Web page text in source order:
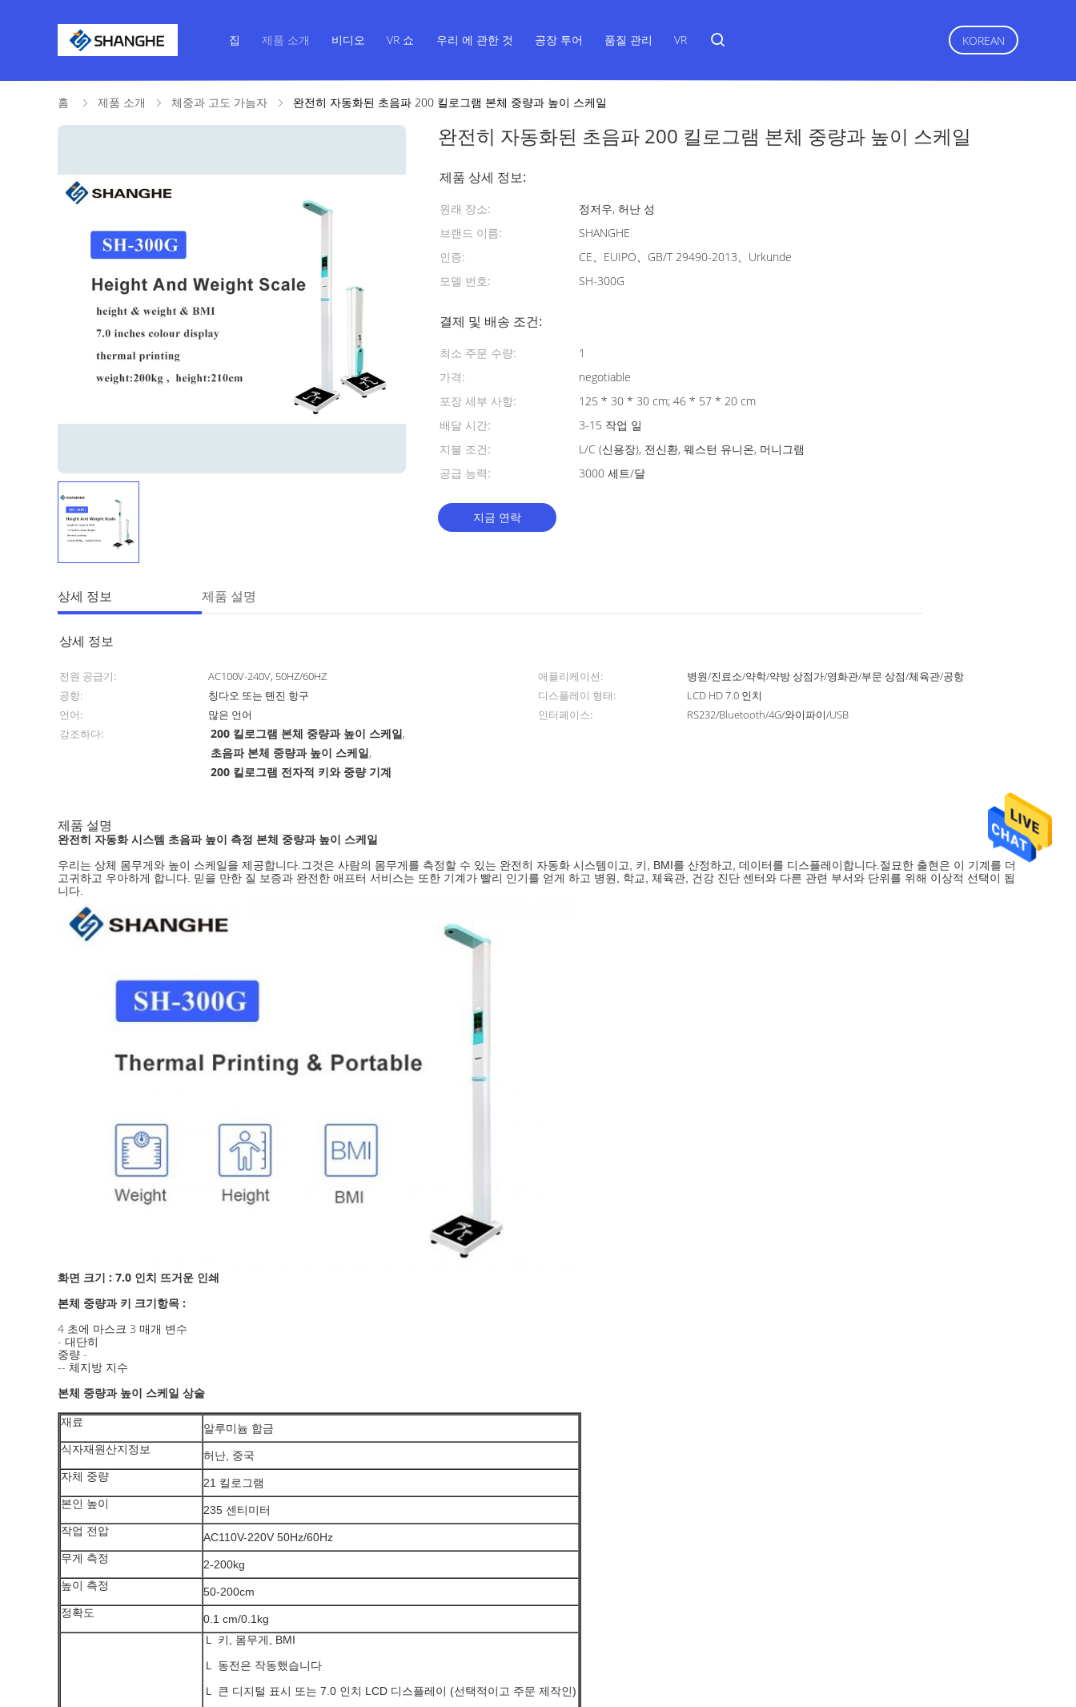
집 제품 소개 비디오 VR 쇼 우리 에 관한 것 공장 투어 품질 관리 VR KOREAN
홈 제품 소개 체중과 고도 가늠자 완전히 자동화된 초음파 200 킬로그램 본체 중량과 높이 스케일
완전히 자동화된 초음파 200 킬로그램 본체 중량과 높이 스케일
제품 상세 정보:
원래 장소:
정저우, 허난 성
브랜드 이름:
SHANGHE
인증:
CE、EUIPO、GB/T 29490-2013、Urkunde
모델 번호:
SH-300G
결제 및 배송 조건:
최소 주문 수량:
1
가격:
negotiable
포장 세부 사항:
125 * 30 * 30 cm; 46 * 57 * 20 cm
배달 시간:
3-15 작업 일
지불 조건:
L/C (신용장), 전신환, 웨스턴 유니온, 머니그램
공급 능력:
3000 세트/달
지금 연락
상세 정보 제품 설명
상세 정보
전원 공급기: AC100V-240V, 50HZ/60HZ 애플리케이션:
병원/진료소/약학/약방 상점가/영화관/부문 상점/체육관/공항
공항:
칭다오 또는 톈진 항구 디스플레이 형태:
LCD HD 7.0 인치
언어:
많은 언어 인터페이스:
RS232/Bluetooth/4G/와이파이/USB
강조하다:
200 킬로그램 본체 중량과 높이 스케일,
초음파 본체 중량과 높이 스케일,
200 킬로그램 전자적 키와 중량 기계
제품 설명
완전히 자동화 시스템 초음파 높이 측정 본체 중량과 높이 스케일
우리는 상체 몸무게와 높이 스케일을 제공합니다.그것은 사람의 몸무게를 측정할 수 있는 완전히 자동화 시스템이고, 키, BMI를 산정하고, 데이터를 디스플레이합니다.절묘한 출현은 이 기계를 더
고귀하고 우아하게 합니다. 믿을 만한 질 보증과 완전한 애프터 서비스는 또한 기계가 빨리 인기를 얻게 하고 병원, 학교, 체육관, 건강 진단 센터와 다른 관련 부서와 단위를 위해 이상적 선택이 됩
니다.
화면 크기 : 7.0 인치 뜨거운 인쇄
본체 중량과 키 크기항목 :
4 초에 마스크 3 매개 변수
- 대단히
중량 -
-- 체지방 지수
본체 중량과 높이 스케일 상술
재료
알루미늄 합금
식자재원산지정보
허난, 중국
자체 중량
21 킬로그램
본인 높이
235 센티미터
작업 전압
AC110V-220V 50Hz/60Hz
무게 측정
2-200kg
높이 측정
50-200cm
정확도
0.1 cm/0.1kg
Ｌ 키, 몸무게, BMI
Ｌ 동전은 작동했습니다
Ｌ 큰 디지털 표시 또는 7.0 인치 LCD 디스플레이 (선택적이고 주문 제작인)